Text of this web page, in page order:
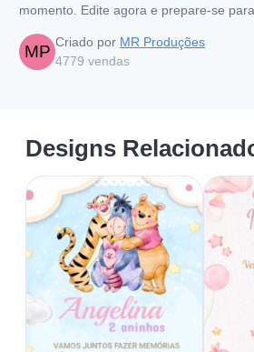
momento. Edite agora e prepare-se
MP Criado por MR Produções
4779 vendas
Designs